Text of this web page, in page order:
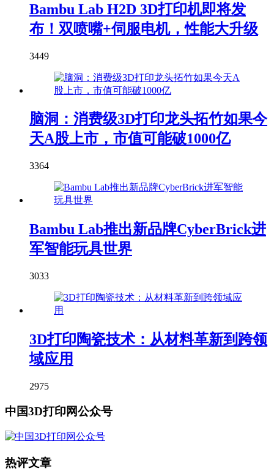
Bambu Lab H2D 3D打印机即将发
布！双喷嘴+伺服电机，性能大升级
3449
脑洞：消费级3D打印龙头拓竹如果今
天A股上市，市值可能破1000亿
3364
Bambu Lab推出新品牌CyberBrick进
军智能玩具世界
3033
3D打印陶瓷技术：从材料革新到跨领
域应用
2975
中国3D打印网公众号
热评文章